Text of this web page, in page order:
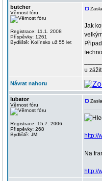
butcher
Věrnost fóru
Registrace: 11.1. 2008
Příspěvky: 1261
Bydliště: Kolínsko už 55 let
Jak
u
Návrat nahoru
lubator
Věrnost fóru
Registrace: 15.7. 2006
Příspěvky: 268
Bydliště: JM
http://
Na
http://